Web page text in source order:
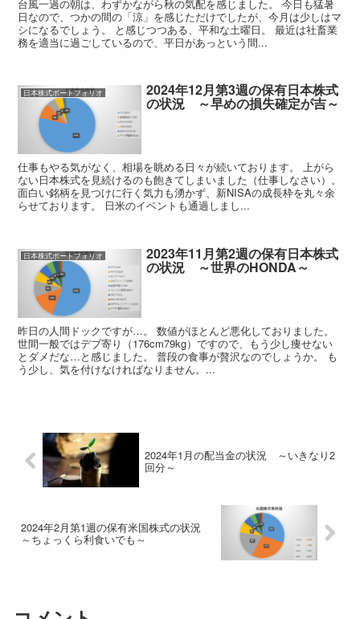
台風一過の朝は、わずかながら秋の気配を感じました。 今日も猛暑
日なので、つかの間の「涼」を感じただけでしたが、今月は少しはマ
シになるでしょう。 と感じつつある、平和な土曜日。 最近は社畜業
務を適当に過ごしているので、平日があっという間...
日本株式ポートフォリオ 2024年12月第3週の保有日本株式
の状況 ～早めの損失確定が吉～
仕事もやる気がなく、相場を眺める日々が続いております。 上がら
ない日本株式を見続けるのも飽きてしまいました（仕事しなさい）。
面白い銘柄を見つけに行く気力も湧かず、新NISAの成長枠を丸々余
らせております。 日米のイベントも通過しまし...
日本株式ポートフォリオ 2023年11月第2週の保有日本株式
の状況 ～世界のHONDA～
昨日の人間ドックですが…。 数値がほとんど悪化しておりました。
世間一般ではデブ寄り（176cm79kg）ですので、もう少し痩せない
とダメだな…と感じました。 普段の食事が贅沢なのでしょうか。 も
う少し、気を付けなければなりません。...
2024年1月の配当金の状況 ～いきなり2
回分～
2024年2月第1週の保有米国株式の状況
～ちょっくら利食いでも～